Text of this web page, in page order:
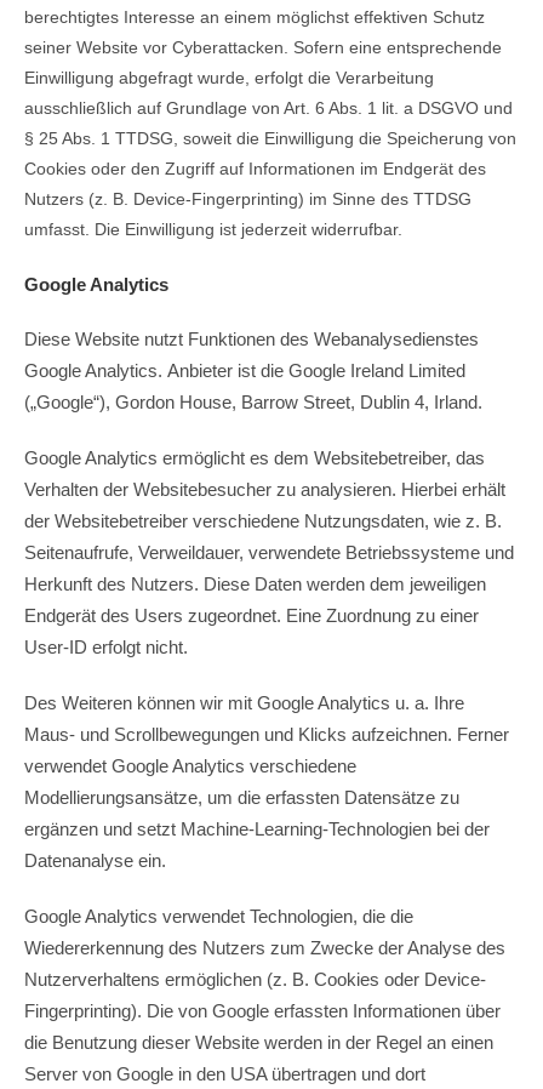
berechtigtes Interesse an einem möglichst effektiven Schutz
seiner Website vor Cyberattacken. Sofern eine entsprechende
Einwilligung abgefragt wurde, erfolgt die Verarbeitung
ausschließlich auf Grundlage von Art. 6 Abs. 1 lit. a DSGVO und
§ 25 Abs. 1 TTDSG, soweit die Einwilligung die Speicherung von
Cookies oder den Zugriff auf Informationen im Endgerät des
Nutzers (z. B. Device-Fingerprinting) im Sinne des TTDSG
umfasst. Die Einwilligung ist jederzeit widerrufbar.
Google Analytics
Diese Website nutzt Funktionen des Webanalysedienstes
Google Analytics. Anbieter ist die Google Ireland Limited
(„Google“), Gordon House, Barrow Street, Dublin 4, Irland.
Google Analytics ermöglicht es dem Websitebetreiber, das
Verhalten der Websitebesucher zu analysieren. Hierbei erhält
der Websitebetreiber verschiedene Nutzungsdaten, wie z. B.
Seitenaufrufe, Verweildauer, verwendete Betriebssysteme und
Herkunft des Nutzers. Diese Daten werden dem jeweiligen
Endgerät des Users zugeordnet. Eine Zuordnung zu einer
User-ID erfolgt nicht.
Des Weiteren können wir mit Google Analytics u. a. Ihre
Maus- und Scrollbewegungen und Klicks aufzeichnen. Ferner
verwendet Google Analytics verschiedene
Modellierungsansätze, um die erfassten Datensätze zu
ergänzen und setzt Machine-Learning-Technologien bei der
Datenanalyse ein.
Google Analytics verwendet Technologien, die die
Wiedererkennung des Nutzers zum Zwecke der Analyse des
Nutzerverhaltens ermöglichen (z. B. Cookies oder Device-
Fingerprinting). Die von Google erfassten Informationen über
die Benutzung dieser Website werden in der Regel an einen
Server von Google in den USA übertragen und dort